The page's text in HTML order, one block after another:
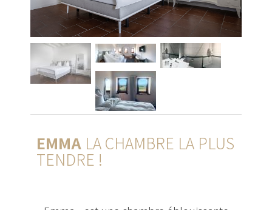
EMMALA CHAMBRE LA PLUS
TENDRE !